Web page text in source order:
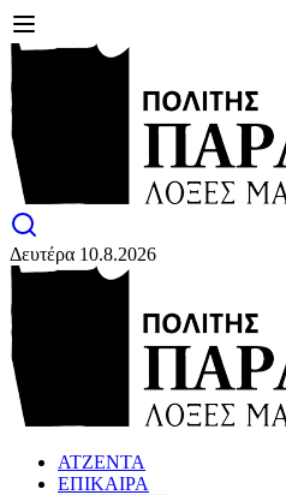
Δευτέρα 10.8.2026
ΑΤΖΕΝΤΑ
ΕΠΙΚΑΙΡΑ